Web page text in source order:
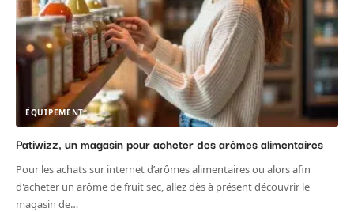
ÉQUIPEMENT
Patiwizz, un magasin pour acheter des arômes alimentaires
Pour les achats sur internet d’arômes alimentaires ou alors afin
d'acheter un arôme de fruit sec, allez dès à présent découvrir le
magasin de…